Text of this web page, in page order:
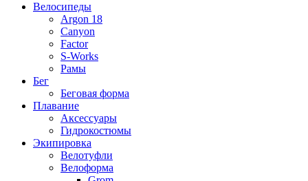
Велосипеды
Argon 18
Canyon
Factor
S-Works
Рамы
Бег
Беговая форма
Плавание
Аксессуары
Гидрокостюмы
Экипировка
Велотуфли
Велоформа